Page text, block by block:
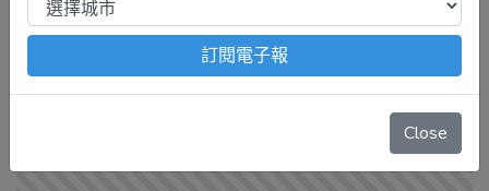
注意：出發前請去官網再次確認！
本站內容由程式自動抓
取，沒有算到疫情影響、例行休館日、國定假日、移師外地
訂閱電子報
Close